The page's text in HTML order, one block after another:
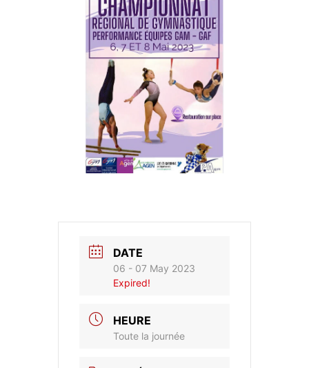
DATE
06 - 07 May 2023
Expired!
HEURE
Toute la journée